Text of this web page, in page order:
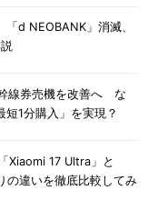
d NEOBANK」消滅、
線券売機を改善へ な
1分購入」を実現？
Xiaomi 17 Ultra」と
の違いを徹底比較してみ